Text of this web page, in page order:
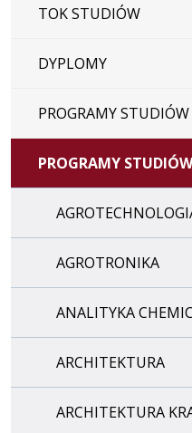
TOK STUDIÓW
DYPLOMY
PROGRAMY
PROGRAMY
AGROTRONIKA
ANALITYKA
ARCHITEKTURA
ARCHITEKTURA